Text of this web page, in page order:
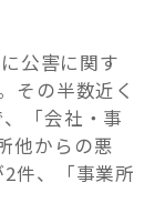
公害に関す
その半数近く
「会社・事
他からの悪
件、「事業所